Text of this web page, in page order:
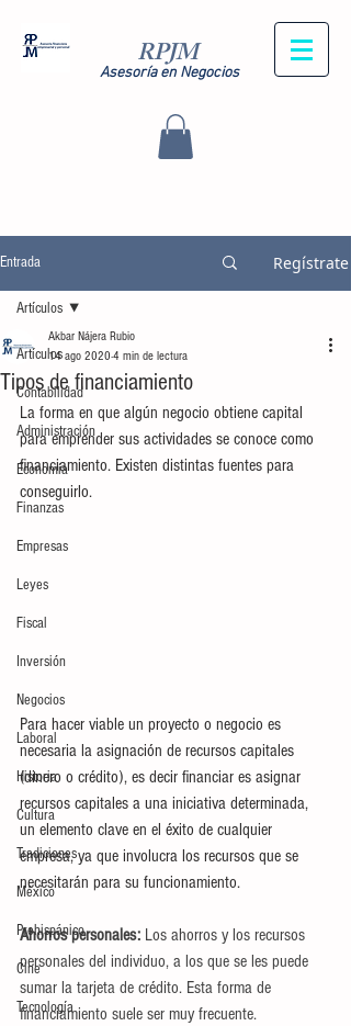
RPJM
Asesoría en Negocios
Entrada Regístrate
Artículos
Contabilidad
Administración
Economía
Finanzas
Empresas
Leyes
Fiscal
Inversión
Negocios
Laboral
Historia
Cultura
Tradiciones
México
Prehispánico
Cine
Tecnología
Artículos
Tipos de financiamiento
Akbar Nájera Rubio
14 ago 2020 4 min de lectura
La forma en que algún negocio obtiene capital
para emprender sus actividades se conoce como
financiamiento. Existen distintas fuentes para
conseguirlo.
Para hacer viable un proyecto o negocio es
necesaria la asignación de recursos capitales
(dinero o crédito), es decir financiar es asignar
recursos capitales a una iniciativa determinada,
un elemento clave en el éxito de cualquier
empresa, ya que involucra los recursos que se
necesitarán para su funcionamiento.
Ahorros personales: Los ahorros y los recursos
personales del individuo, a los que se les puede
sumar la tarjeta de crédito. Esta forma de
financiamiento suele ser muy frecuente.